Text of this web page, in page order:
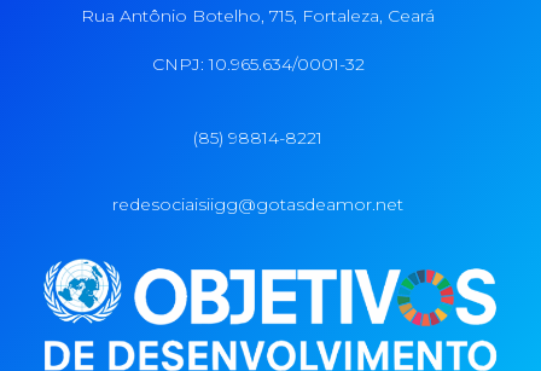
Rua Antônio Botelho, 715, Fortaleza, Ceará
CNPJ: 10.965.634/0001-32
(85) 98814-8221
redesociaisiigg@gotasdeamor.net